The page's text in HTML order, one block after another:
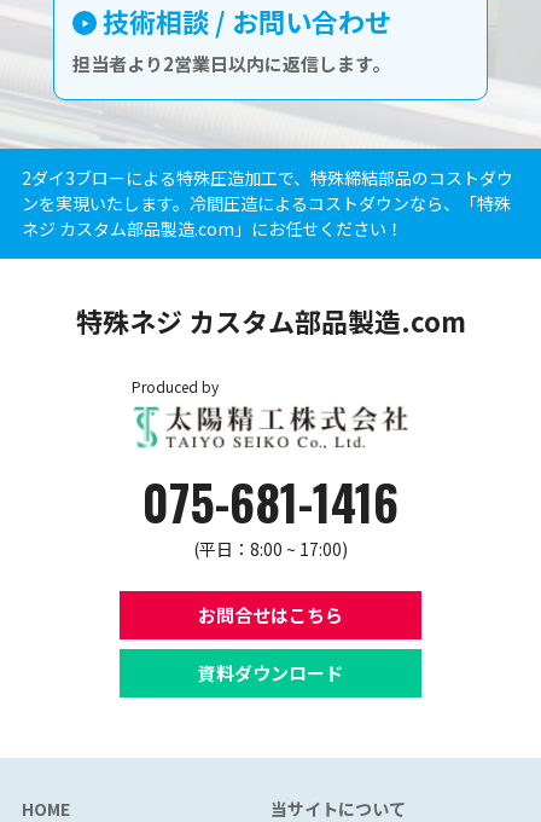
技術相談 / お問い合わせ
担当者より2営業日以内に返信します。
2ダイ3ブローによる特殊圧造加工で、特殊締結部品のコストダウ
ンを実現いたします。冷間圧造によるコストダウンなら、「特殊
ネジ カスタム部品製造.com」にお任せください！
特殊ネジ カスタム部品製造.com
Produced by
075-681-1416
(平日：8:00 ~ 17:00)
お問合せはこちら
資料ダウンロード
HOME 当サイトについて